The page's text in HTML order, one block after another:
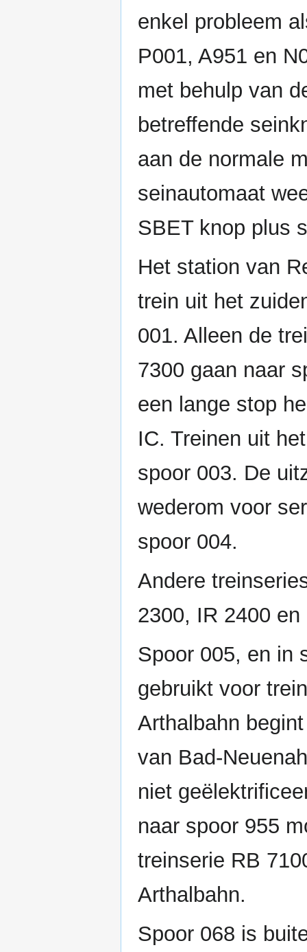
enkel probleem
P001, A951 en
met behulp van
betreffende
aan de normale
seinautomaat
SBET knop plus
Het station van
trein uit het
001. Alleen de
7300 gaan naar
een lange stop
IC. Treinen uit
spoor 003. De
wederom voor
spoor 004.
Andere
2300, IR 2400
Spoor 005, en in
gebruikt voor
Arthalbahn
van Bad-
niet
naar spoor 955
treinserie RB
Arthalbahn.
Spoor 068 is